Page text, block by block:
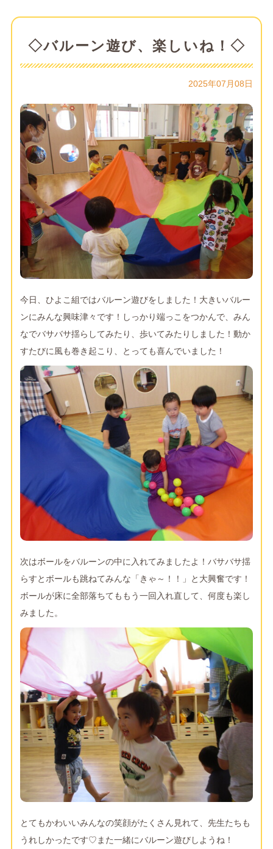
◇バルーン遊び、楽しいね！◇
2025年07月08日
今日、ひよこ組ではバルーン遊びをしました！大きいバルー
ンにみんな興味津々です！しっかり端っこをつかんで、みん
なでバサバサ揺らしてみたり、歩いてみたりしました！動か
すたびに風も巻き起こり、とっても喜んでいました！
次はボールをバルーンの中に入れてみましたよ！バサバサ揺
らすとボールも跳ねてみんな「きゃ～！！」と大興奮です！
ボールが床に全部落ちてももう一回入れ直して、何度も楽し
みました。
とてもかわいいみんなの笑顔がたくさん見れて、先生たちも
うれしかったです♡また一緒にバルーン遊びしようね！